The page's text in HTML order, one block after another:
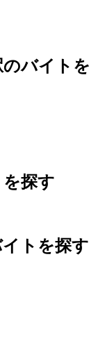
バイトを
探す
トを探す